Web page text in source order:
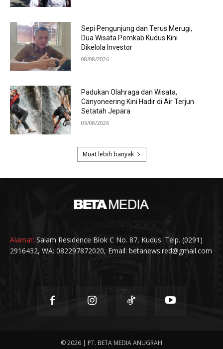
Alamat: Salam Residence Blok C No. 87, Kudus. Telp. (0291)
2916432, WA: 082297872020, Email: betanews.red@gmail.com
© 2026 | PT. BETA MEDIA ANUGRAH